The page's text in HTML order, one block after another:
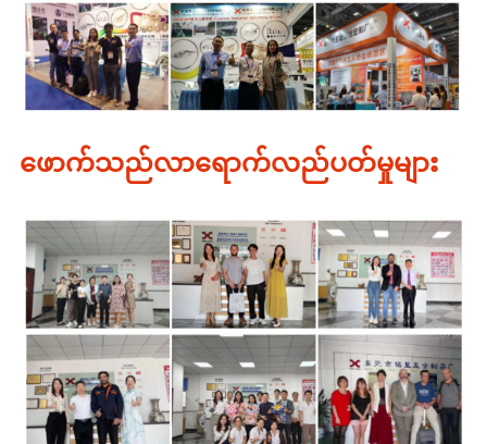
ဖောက်သည်လာရောက်လည်ပတ်မှုများ